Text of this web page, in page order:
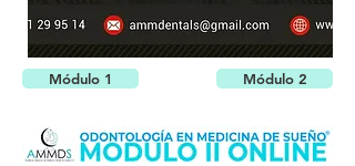
Módulo 1 Módulo 2